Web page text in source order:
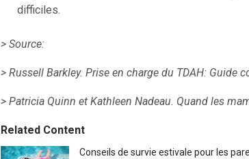
difficiles.
> Source:
> Russell Barkley. Prise en charge du TDAH: Guide
> Patricia Quinn et Kathleen Nadeau. Quand les
Related Content
Conseils de survie estivale pour les